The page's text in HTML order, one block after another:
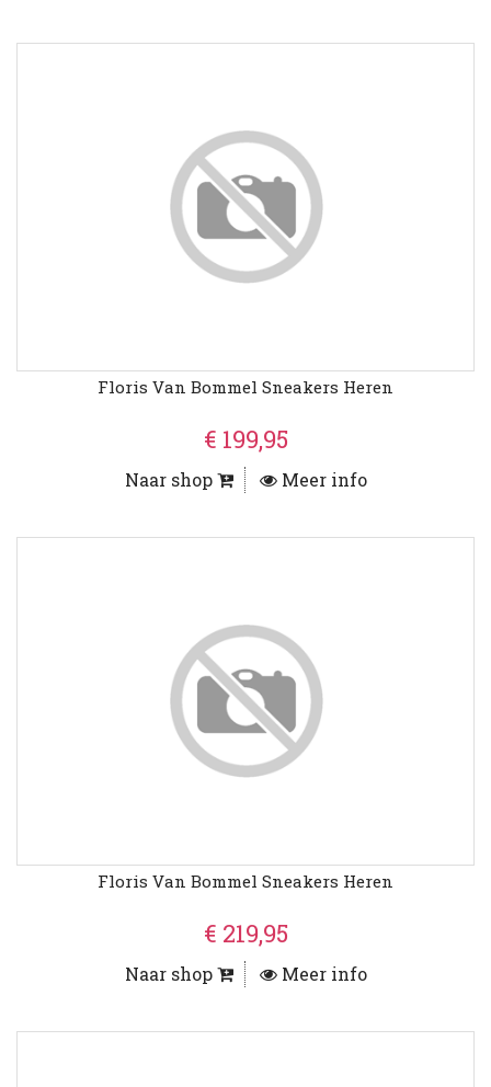
Floris Van Bommel Sneakers Heren
€ 199,95
Naar shop Meer info
Floris Van Bommel Sneakers Heren
€ 219,95
Naar shop Meer info